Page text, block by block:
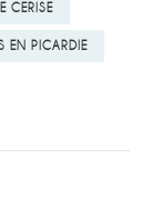
CERISE
EN PICARDIE